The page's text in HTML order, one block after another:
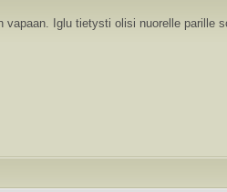
vapaan. Iglu tietysti olisi nuorelle parille